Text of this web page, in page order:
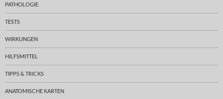
PATHOLOGIE
TESTS
WIRKUNGEN
HILFSMITTEL
TIPPS & TRICKS
ANATOMISCHE KARTEN